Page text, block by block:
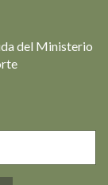
del Ministerio